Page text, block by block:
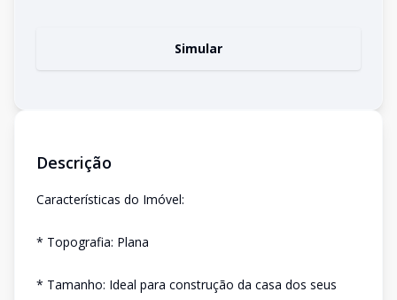
Simular
Descrição
Características do Imóvel:
* Topografia: Plana
* Tamanho: Ideal para construção da casa dos seus